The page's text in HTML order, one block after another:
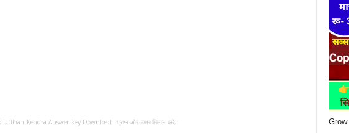
Kendra Answer key Download : प्रश्न और उत्तर मिलान करें,...